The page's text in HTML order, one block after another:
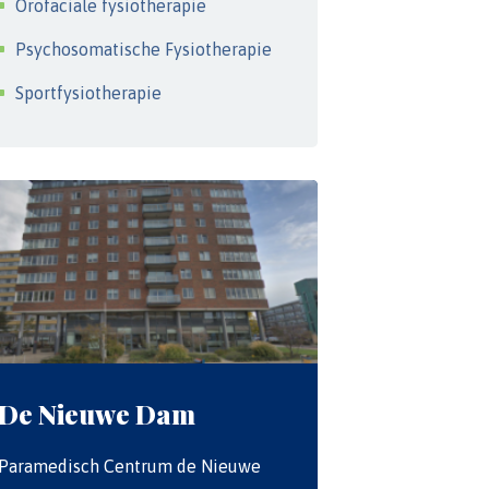
Orofaciale fysiotherapie
Psychosomatische Fysiotherapie
Sportfysiotherapie
Nieuwe Dam
Centrum de Nieuwe